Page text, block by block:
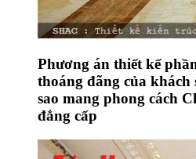
Phương án thiết kế
thoáng đãng của khách
sao mang phong cách
đẳng cấp